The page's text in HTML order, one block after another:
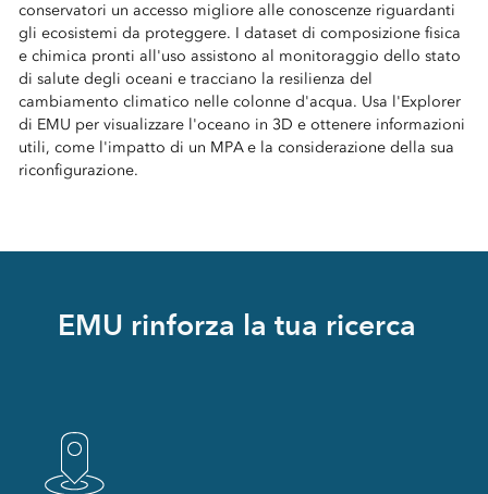
conservatori un accesso migliore alle conoscenze riguardanti
gli ecosistemi da proteggere. I dataset di composizione fisica
e chimica pronti all'uso assistono al monitoraggio dello stato
di salute degli oceani e tracciano la resilienza del
cambiamento climatico nelle colonne d'acqua. Usa l'Explorer
di EMU per visualizzare l'oceano in 3D e ottenere informazioni
utili, come l'impatto di un MPA e la considerazione della sua
riconfigurazione.
EMU rinforza la tua ricerca